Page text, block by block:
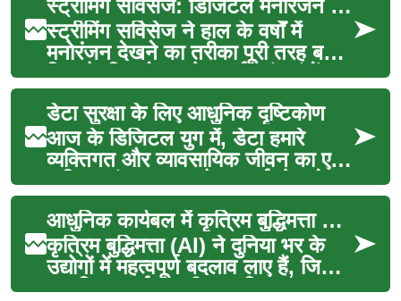
स्ट्रीमिंग सर्विसेज: डिजिटल मनोरंजन का नया युग
स्ट्रीमिंग सर्विसेज ने हाल के वर्षों में
मनोरंजन देखने का तरीका पूरी तरह बदल
दिया है, जिससे उपयोगकर्ता तुरंत कंटेंट
द...
डेटा सुरक्षा के लिए आधुनिक दृष्टिकोण
आज के डिजिटल युग में, डेटा हमारे
व्यक्तिगत और व्यावसायिक जीवन का एक
अभिन्न अंग बन गया है। स्मार्टफोन से
लेकर क्लाउड-आ...
आधुनिक कार्यबल में कृत्रिम बुद्धिमत्ता की जगह
कृत्रिम बुद्धिमत्ता (AI) ने दुनिया भर के
उद्योगों में महत्वपूर्ण बदलाव लाए हैं, जिससे
आधुनिक कार्यबल की प्रकृति बदल ग...